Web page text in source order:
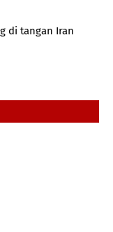
di tangan Iran